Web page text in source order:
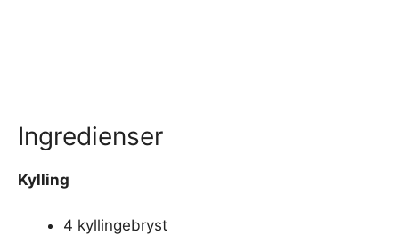
Ingredienser
Kylling
4 kyllingebryst